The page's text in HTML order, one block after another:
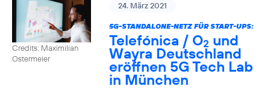
Credits: Maximilian
Ostermeier
24. März 2021
5G-STANDALONE-NETZ FÜR START-UPS:
Telefónica / O2 und
Wayra Deutschland
eröffnen 5G Tech Lab
in München